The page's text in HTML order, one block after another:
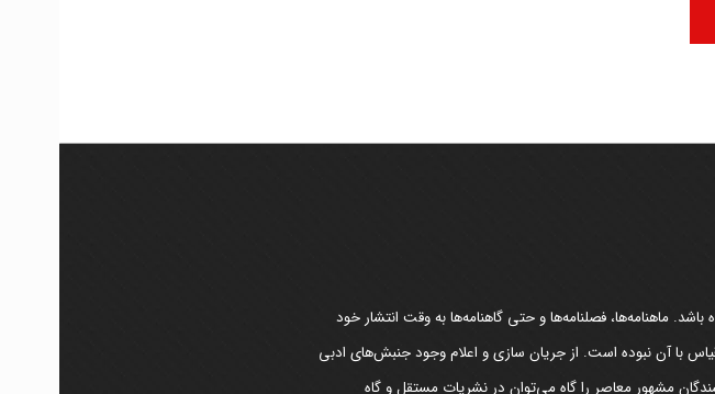
ماهنامه‌ها، فصلنامه‌ها و حتی گاهنامه‌ها به وقت انتشار خود
با آن نبوده است. از جریان سازی و اعلام وجود جنبش‌های ادبی
مشهور معاصر را گاه می‌توان در نشریات مستقل و گاه